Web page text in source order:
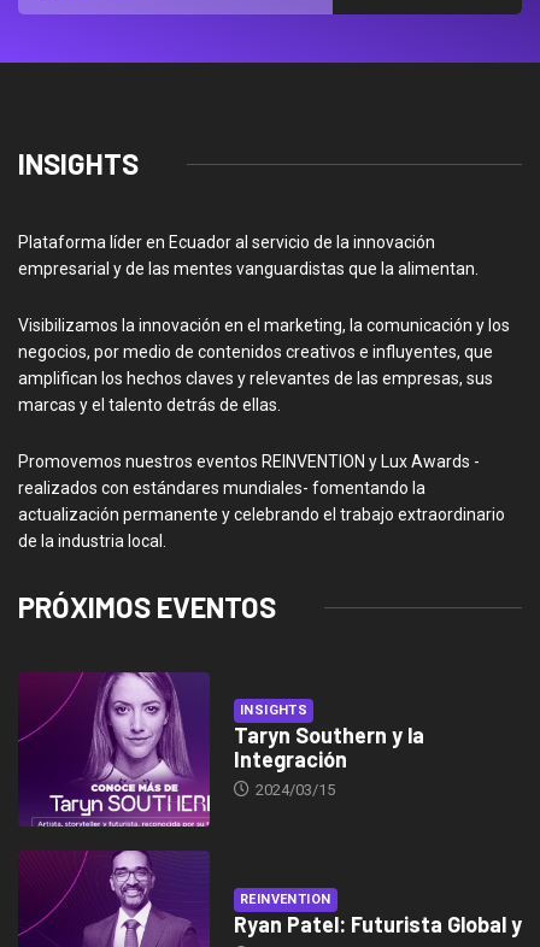
INSIGHTS
Plataforma líder en Ecuador al servicio de la innovación
empresarial y de las mentes vanguardistas que la alimentan.
Visibilizamos la innovación en el marketing, la comunicación y los
negocios, por medio de contenidos creativos e influyentes, que
amplifican los hechos claves y relevantes de las empresas, sus
marcas y el talento detrás de ellas.
Promovemos nuestros eventos REINVENTION y Lux Awards -
realizados con estándares mundiales- fomentando la
actualización permanente y celebrando el trabajo extraordinario
de la industria local.
PRÓXIMOS EVENTOS
INSIGHTS
Taryn Southern y la
Integración
2024/03/15
REINVENTION
Ryan Patel: Futurista Global y